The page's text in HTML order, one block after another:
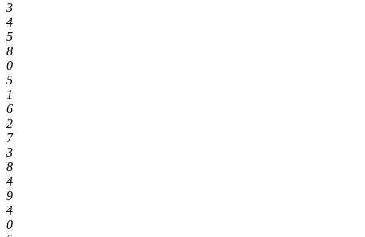
3
4
5
8
0
5
1
6
2
7
3
8
4
9
4
0